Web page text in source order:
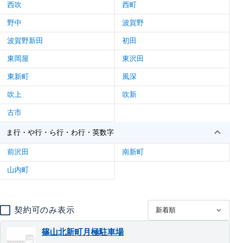
西吹 西町
野中 波賀野
波賀野新田 初田
東岡屋 東沢田
東新町 風深
吹上 吹新
古市
ま行・や行・ら行・わ行・英数字
前沢田 南新町
山内町
契約可のみ表示
篠山北新町月極駐車場